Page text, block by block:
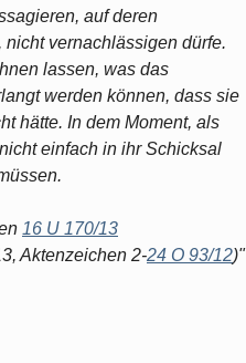
auf deren
vernachlässigen dürfe.
lassen, was das
werden können, dass sie
hätte. In dem Moment, als
einfach in ihr Schicksal
16 U 170/13
Aktenzeichen 2-24 O 93/12)"